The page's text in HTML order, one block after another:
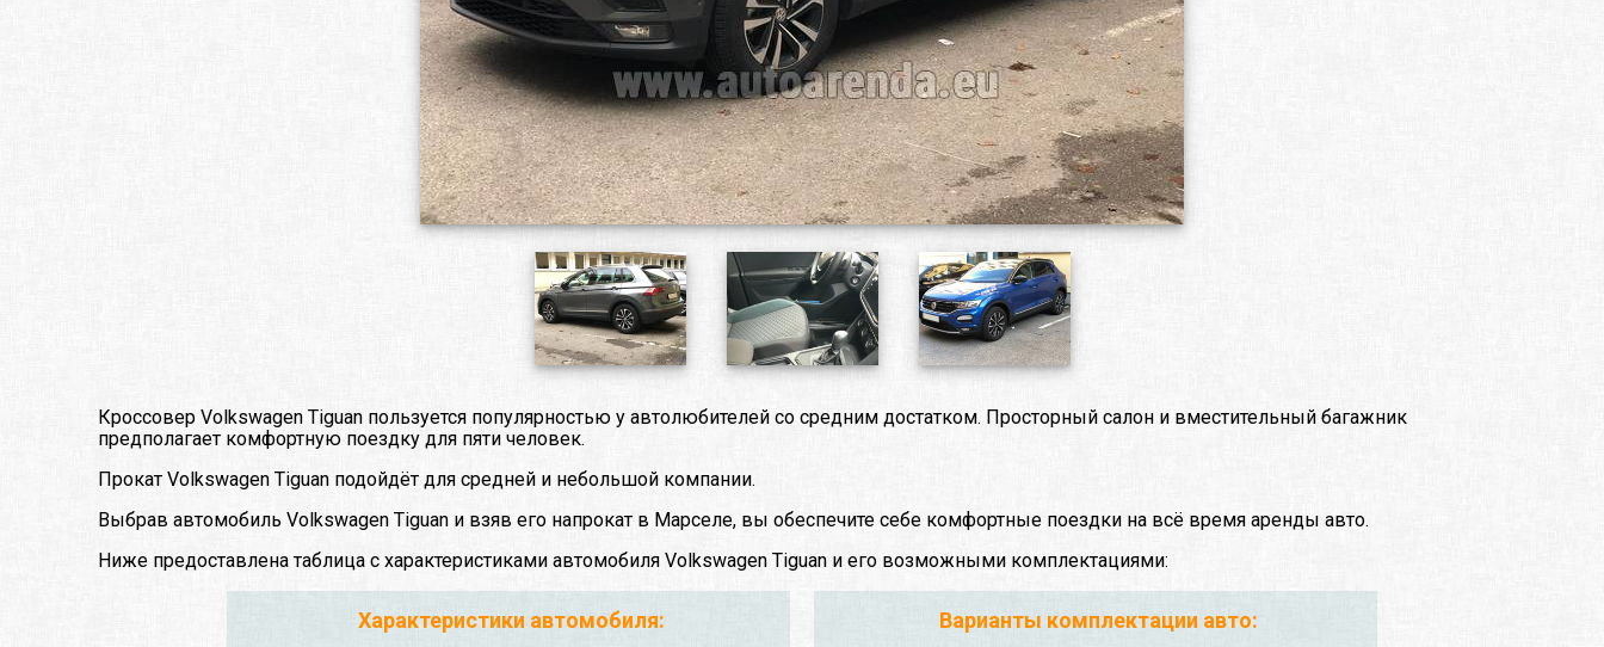
Кроссовер Volkswagen Tiguan пользуется популярностью у автолюбителей со средним достатком. Просторный салон и вместительный багажник
предполагает комфортную поездку для пяти человек.
Прокат Volkswagen Tiguan подойдёт для средней и небольшой компании.
Выбрав автомобиль Volkswagen Tiguan и взяв его напрокат в Марселе, вы обеспечите себе комфортные поездки на всё время аренды авто.
Ниже предоставлена таблица с характеристиками автомобиля Volkswagen Tiguan и его возможными комплектациями:
Характеристики автомобиля: Варианты комплектации авто: